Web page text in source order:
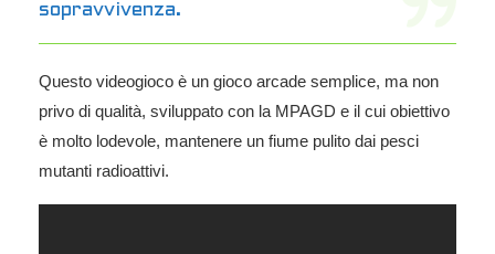
sopravvivenza.
Questo videogioco è un gioco arcade semplice, ma non
privo di qualità, sviluppato con la MPAGD e il cui obiettivo
è molto lodevole, mantenere un fiume pulito dai pesci
mutanti radioattivi.